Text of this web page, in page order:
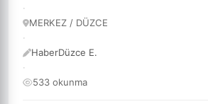
·
MERKEZ / DÜZCE
·
HaberDüzce E.
·
533 okunma